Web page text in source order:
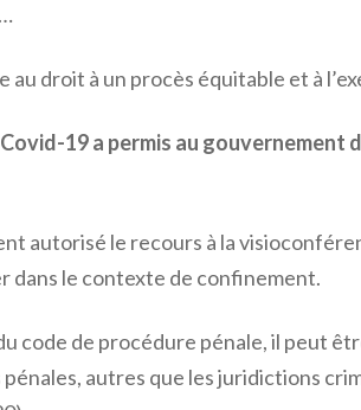
droit à un procès équitable et à
19 a permis au gouvernement
autorisé le recours à la
dans le contexte de confinement.
code de procédure pénale, il peut
autres que les juridictions